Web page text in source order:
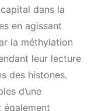
dans la
en agissant
la méthylation
leur lecture
des histones.
d’une
également